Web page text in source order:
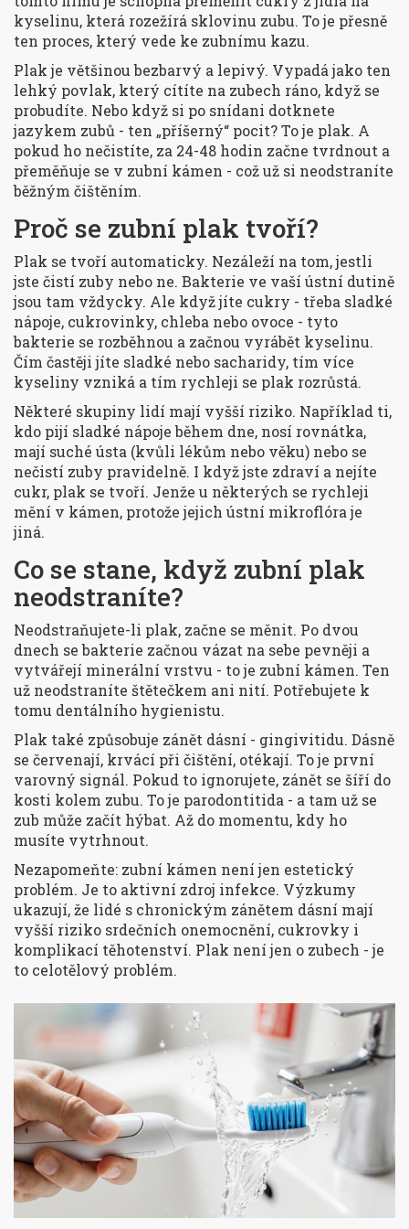
kyselinu, která rozežírá sklovinu zubu. To je přesně
ten proces, který vede ke zubnímu kazu.
Plak je většinou bezbarvý a lepivý. Vypadá jako ten
lehký povlak, který cítíte na zubech ráno, když se
probudíte. Nebo když si po snídani dotknete
jazykem zubů - ten „příšerný“ pocit? To je plak. A
pokud ho nečistíte, za 24-48 hodin začne tvrdnout a
přeměňuje se v zubní kámen - což už si neodstraníte
běžným čištěním.
Proč se zubní plak tvoří?
Plak se tvoří automaticky. Nezáleží na tom, jestli
jste čistí zuby nebo ne. Bakterie ve vaší ústní dutině
jsou tam vždycky. Ale když jíte cukry - třeba sladké
nápoje, cukrovinky, chleba nebo ovoce - tyto
bakterie se rozběhnou a začnou vyrábět kyselinu.
Čím častěji jíte sladké nebo sacharidy, tím více
kyseliny vzniká a tím rychleji se plak rozrůstá.
Některé skupiny lidí mají vyšší riziko. Například ti,
kdo pijí sladké nápoje během dne, nosí rovnátka,
mají suché ústa (kvůli lékům nebo věku) nebo se
nečistí zuby pravidelně. I když jste zdraví a nejíte
cukr, plak se tvoří. Jenže u některých se rychleji
mění v kámen, protože jejich ústní mikroflóra je
jiná.
Co se stane, když zubní plak
neodstraníte?
Neodstraňujete-li plak, začne se měnit. Po dvou
dnech se bakterie začnou vázat na sebe pevněji a
vytvářejí minerální vrstvu - to je zubní kámen. Ten
už neodstraníte štětečkem ani nití. Potřebujete k
tomu dentálního hygienistu.
Plak také způsobuje zánět dásní - gingivitidu. Dásně
se červenají, krvácí při čištění, otékají. To je první
varovný signál. Pokud to ignorujete, zánět se šíří do
kosti kolem zubu. To je parodontitida - a tam už se
zub může začít hýbat. Až do momentu, kdy ho
musíte vytrhnout.
Nezapomeňte: zubní kámen není jen estetický
problém. Je to aktivní zdroj infekce. Výzkumy
ukazují, že lidé s chronickým zánětem dásní mají
vyšší riziko srdečních onemocnění, cukrovky i
komplikací těhotenství. Plak není jen o zubech - je
to celotělový problém.